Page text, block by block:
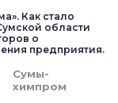
Как стало
области
о
предприятия.
Сумы­
химпром